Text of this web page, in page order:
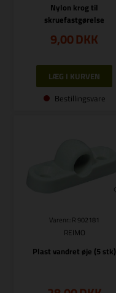
Nylon krog til
skruefastgørelse
9,00DKK
Bestillingsvare
Varenr.: R 902181
REIMO
Plast vandret øje (5 stk)